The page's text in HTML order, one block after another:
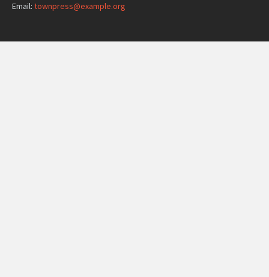
Email: townpress@example.org